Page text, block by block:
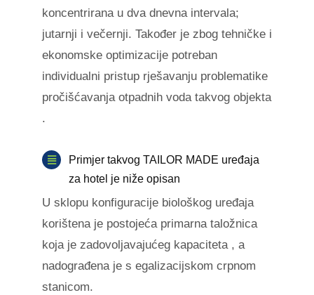
koncentrirana u dva dnevna intervala;
jutarnji i večernji. Također je zbog tehničke i
ekonomske optimizacije potreban
individualni pristup rješavanju problematike
pročišćavanja otpadnih voda takvog objekta
.
Primjer takvog TAILOR MADE uređaja
za hotel je niže opisan
U sklopu konfiguracije biološkog uređaja
korištena je postojeća primarna taložnica
koja je zadovoljavajućeg kapaciteta , a
nadograđena je s egalizacijskom crpnom
stanicom.